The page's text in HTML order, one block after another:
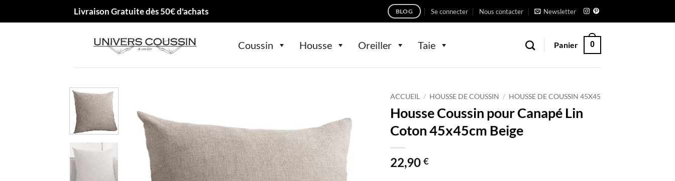
Livraison Gratuite dès 50€ d'achats BLOG Se connecter Nous contacter Newsletter
Coussin Housse Oreiller Taie Panier 0
ACCUEIL / HOUSSE DE COUSSIN / HOUSSE DE COUSSIN 45X45
Housse Coussin pour Canapé Lin
Coton 45x45cm Beige
22,90 €